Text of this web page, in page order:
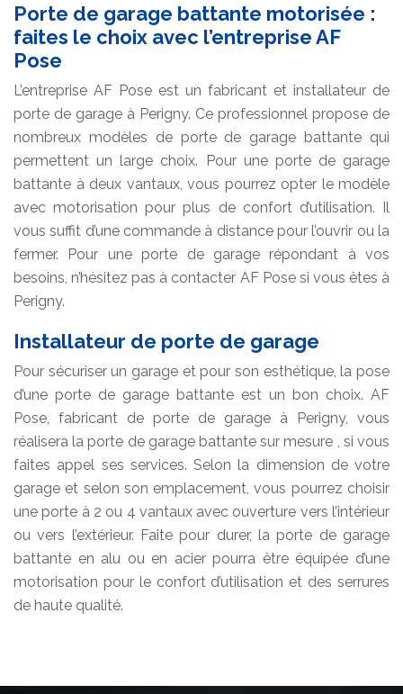
Porte de garage battante motorisée :
faites le choix avec l’entreprise AF
Pose
L’entreprise AF Pose est un fabricant et installateur de
porte de garage à Perigny. Ce professionnel propose de
nombreux modèles de porte de garage battante qui
permettent un large choix. Pour une porte de garage
battante à deux vantaux, vous pourrez opter le modèle
avec motorisation pour plus de confort d’utilisation. Il
vous suffit d’une commande à distance pour l’ouvrir ou la
fermer. Pour une porte de garage répondant à vos
besoins, n’hésitez pas à contacter AF Pose si vous êtes à
Perigny.
Installateur de porte de garage
Pour sécuriser un garage et pour son esthétique, la pose
d’une porte de garage battante est un bon choix. AF
Pose, fabricant de porte de garage à Perigny, vous
réalisera la porte de garage battante sur mesure , si vous
faites appel ses services. Selon la dimension de votre
garage et selon son emplacement, vous pourrez choisir
une porte à 2 ou 4 vantaux avec ouverture vers l’intérieur
ou vers l’extérieur. Faite pour durer, la porte de garage
battante en alu ou en acier pourra être équipée d’une
motorisation pour le confort d’utilisation et des serrures
de haute qualité.